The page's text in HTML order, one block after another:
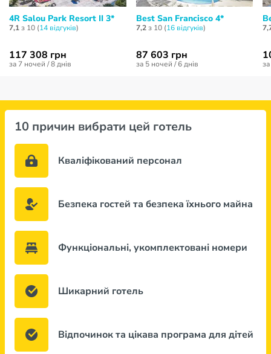
4R Salou Park Resort II 3*
7,1з 10 (14 відгуків)
117 308 грн
за 7 ночей / 8 днів
Best San Francisco 4*
7,2з 10 (16 відгуків)
87 603 грн
за 5 ночей / 6 днів
10 причин вибрати цей готель
Кваліфікований персонал
Безпека гостей та безпека їхнього майна
Функціональні, укомплектовані номери
Шикарний готель
Відпочинок та цікава програма для дітей